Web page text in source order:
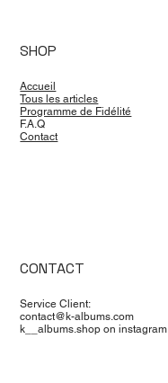
SHOP
Accueil
Tous les articles
Programme de Fidélité
F.A.Q
Contact
CONTACT
Service Client:
contact@k-albums.com
k__albums.shop on instagram